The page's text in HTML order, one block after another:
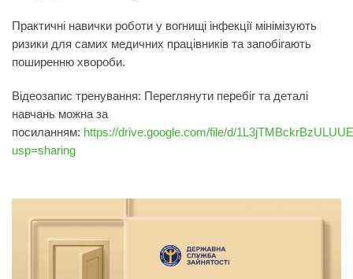
Практичні навички роботи у вогнищі інфекції мінімізують
ризики для самих медичних працівників та запобігають
поширенню хвороби.
Відеозапис тренування: Переглянути перебіг та деталі
навчань можна за
посиланням: https://drive.google.com/file/d/
usp=sharing